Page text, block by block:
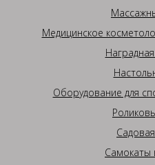
Медицинское
Оборудование для
Самокаты